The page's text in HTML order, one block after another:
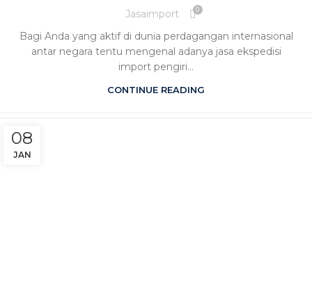
Jasaimport 0
Bagi Anda yang aktif di dunia perdagangan internasional
antar negara tentu mengenal adanya jasa ekspedisi
import pengiri...
CONTINUE READING
08
JAN